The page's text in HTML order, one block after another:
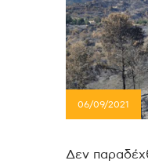
06/09/2021
Δεν